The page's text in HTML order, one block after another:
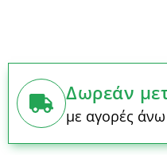
Δωρεάν
με αγορές